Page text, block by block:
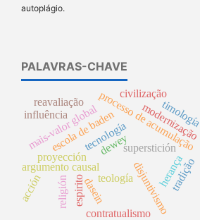
autoplágio.
PALAVRAS-CHAVE
argumento causal
superstición
proyección
processo de acumulação
mais-valor global
disjuntivismo
religión
tecnología
dewey
teología
espirito
influênciaescola de baden
dasein
herança
reavaliação modernização
tradição
contratualismo
timología
acción
civilização